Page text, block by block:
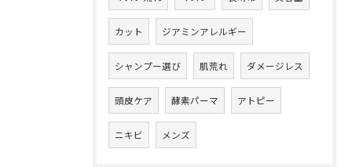
カット ジアミンアレルギー
シャンプー選び 肌荒れ ダメージレス
頭皮ケア 酵素パーマ アトピー
ニキビ メンズ